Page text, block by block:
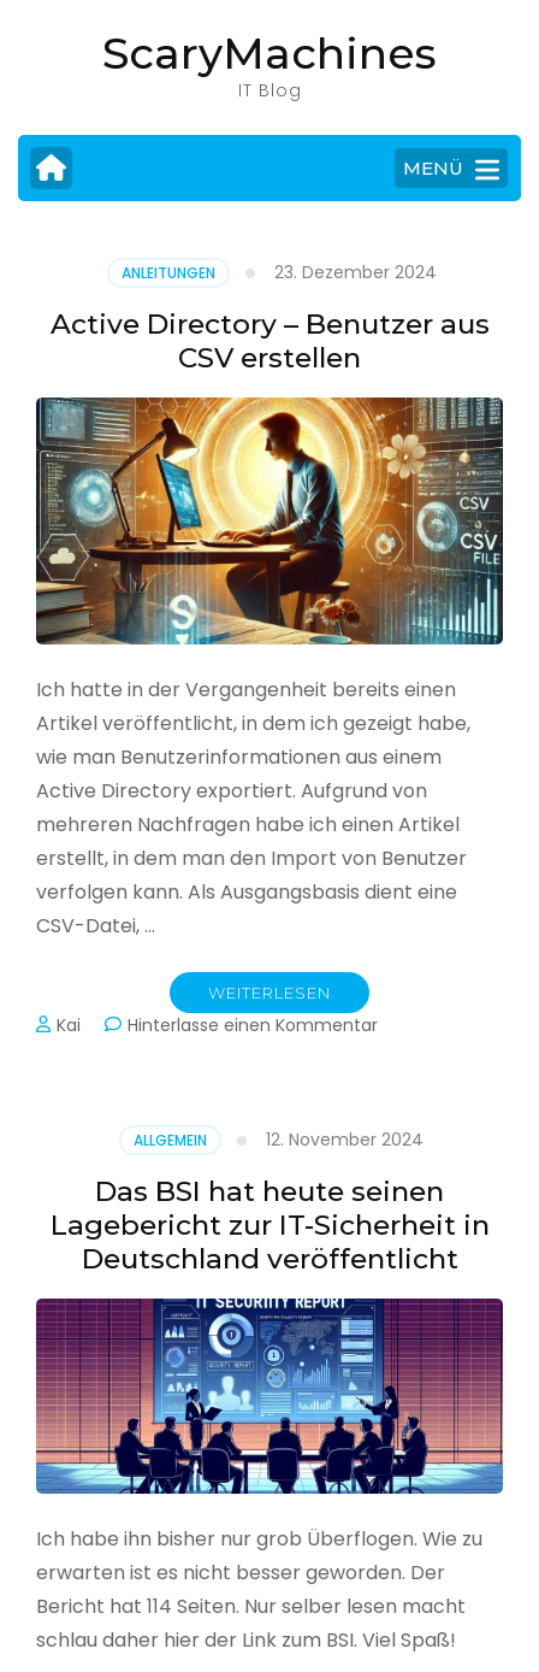
drücken)
ScaryMachines
IT Blog
MENÜ
ANLEITUNGEN 23. Dezember 2024
Active Directory – Benutzer aus
CSV erstellen
Ich hatte in der Vergangenheit bereits einen
Artikel veröffentlicht, in dem ich gezeigt habe,
wie man Benutzerinformationen aus einem
Active Directory exportiert. Aufgrund von
mehreren Nachfragen habe ich einen Artikel
erstellt, in dem man den Import von Benutzer
verfolgen kann. Als Ausgangsbasis dient eine
CSV-Datei, …
WEITERLESEN
Kai Hinterlasse einen Kommentarzu
aus
CSV
erstellen
ALLGEMEIN 12. November 2024
Das BSI hat heute seinen
Lagebericht zur IT-Sicherheit in
Deutschland veröffentlicht
Ich habe ihn bisher nur grob Überflogen. Wie zu
erwarten ist es nicht besser geworden. Der
Bericht hat 114 Seiten. Nur selber lesen macht
schlau daher hier der Link zum BSI. Viel Spaß!